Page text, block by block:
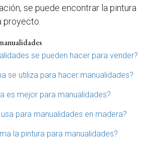
se puede encontrar la pintura
proyecto.
se pueden hacer para vender?
se utiliza para hacer manualidades?
es mejor para manualidades?
para manualidades en madera?
la pintura para manualidades?